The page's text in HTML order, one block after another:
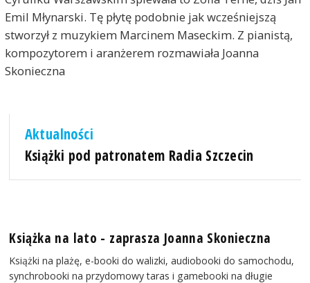
Emil Młynarski. Tę płytę podobnie jak wcześniejszą
stworzył z muzykiem Marcinem Maseckim. Z pianistą,
kompozytorem i aranżerem rozmawiała Joanna
Skonieczna
Aktualności
Książki pod patronatem Radia Szczecin
Książka na lato - zaprasza Joanna Skonieczna
Książki na plażę, e-booki do walizki, audiobooki do samochodu,
synchrobooki na przydomowy taras i gamebooki na długie